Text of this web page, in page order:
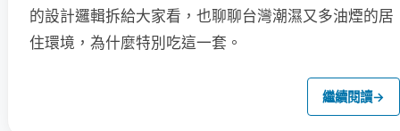
的設計邏輯拆給大家看，也聊聊台灣潮濕又多油煙的居
住環境，為什麼特別吃這一套。
繼續閱讀→